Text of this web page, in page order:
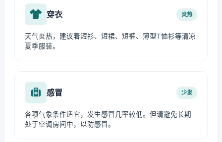
穿衣 炎热
天气炎热，建议着短衫、短裙、短裤、薄型T恤衫等清凉
夏季服装。
感冒 少发
各项气象条件适宜，发生感冒几率较低。但请避免长期
处于空调房间中，以防感冒。